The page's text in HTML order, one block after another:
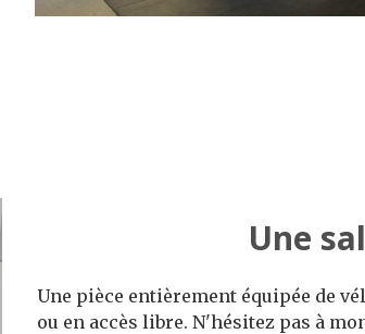
Une
Une pièce entièrement équipée de
ou en accès libre. N'hésitez pas à